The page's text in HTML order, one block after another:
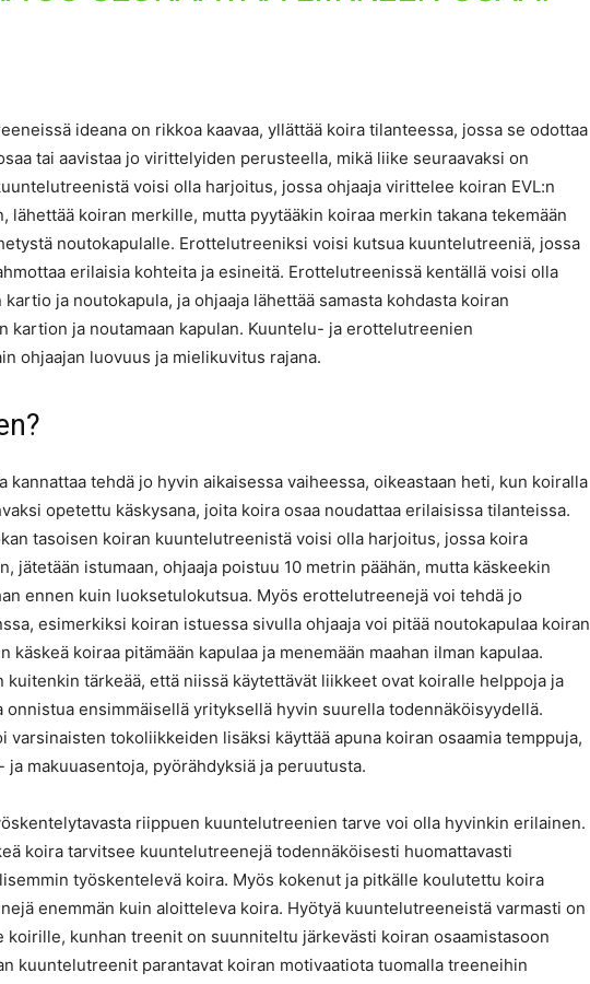
ideana on rikkoa kaavaa, yllättää koira tilanteessa, jossa se odottaa
tai aavistaa jo virittelyiden perusteella, mikä liike seuraavaksi on
voisi olla harjoitus, jossa ohjaaja virittelee koiran EVL:n
lähettää koiran merkille, mutta pyytääkin koiraa merkin takana tekemään
noutokapulalle. Erottelutreeniksi voisi kutsua kuuntelutreeniä, jossa
erilaisia kohteita ja esineitä. Erottelutreenissä kentällä voisi olla
ja noutokapula, ja ohjaaja lähettää samasta kohdasta koiran
kartion ja noutamaan kapulan. Kuuntelu- ja erottelutreenien
ohjaajan luovuus ja mielikuvitus rajana.
kannattaa tehdä jo hyvin aikaisessa vaiheessa, oikeastaan heti, kun koiralla
opetettu käskysana, joita koira osaa noudattaa erilaisissa tilanteissa.
tasoisen koiran kuuntelutreenistä voisi olla harjoitus, jossa koira
jätetään istumaan, ohjaaja poistuu 10 metrin päähän, mutta käskeekin
ennen kuin luoksetulokutsua. Myös erottelutreenejä voi tehdä jo
esimerkiksi koiran istuessa sivulla ohjaaja voi pitää noutokapulaa koiran
käskeä koiraa pitämään kapulaa ja menemään maahan ilman kapulaa.
kuitenkin tärkeää, että niissä käytettävät liikkeet ovat koiralle helppoja ja
onnistua ensimmäisellä yrityksellä hyvin suurella todennäköisyydellä.
varsinaisten tokoliikkeiden lisäksi käyttää apuna koiran osaamia temppuja,
makuuasentoja, pyörähdyksiä ja peruutusta.
riippuen kuuntelutreenien tarve voi olla hyvinkin erilainen.
koira tarvitsee kuuntelutreenejä todennäköisesti huomattavasti
työskentelevä koira. Myös kokenut ja pitkälle koulutettu koira
enemmän kuin aloitteleva koira. Hyötyä kuuntelutreeneistä varmasti on
koirille, kunhan treenit on suunniteltu järkevästi koiran osaamistasoon
kuuntelutreenit parantavat koiran motivaatiota tuomalla treeneihin